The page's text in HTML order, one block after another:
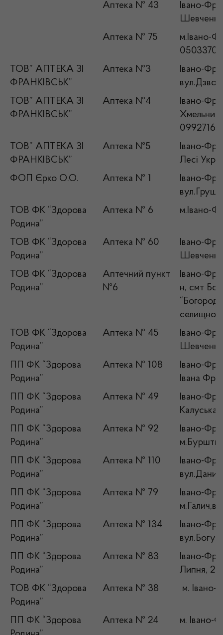
Аптека № 43
Івано-
Аптека № 75
м.Івано-
ТОВ” АПТЕКА ЗІ
ФРАНКІВСЬК”
Аптека №3
Івано-
ТОВ” АПТЕКА ЗІ
ФРАНКІВСЬК”
Аптека №4
Івано-
ТОВ” АПТЕКА ЗІ
ФРАНКІВСЬК”
Аптека №5
Івано-
Лесі
ФОП Єрко О.О.
Аптека № 1
Івано-
ТОВ ФК “Здорова
Родина”
Аптека № 6 м.Івано-
ТОВ ФК “Здорова
Родина”
Аптека № 60
Івано-
ТОВ ФК “Здорова
Родина”
Аптечний пункт
№6
Івано-
н, смт
селищної
ТОВ ФК “Здорова
Родина”
Аптека № 45
Івано-
ПП ФК “Здорова
Родина”
Аптека № 108
Івано-
Івана
ПП ФК “Здорова
Родина”
Аптека № 49
Івано-
ПП ФК “Здорова
Родина”
Аптека № 92
Івано-
ПП ФК “Здорова
Родина”
Аптека № 110
Івано-
ПП ФК “Здорова
Родина”
Аптека № 79
Івано-
ПП ФК “Здорова
Родина”
Аптека № 134
Івано-
ПП ФК “Здорова
Родина”
Аптека № 83
Івано-
Липня,
ТОВ ФК “Здорова
Родина”
Аптека № 38 м. Івано-
ПП ФК “Здорова
Аптека № 24 м. Івано-